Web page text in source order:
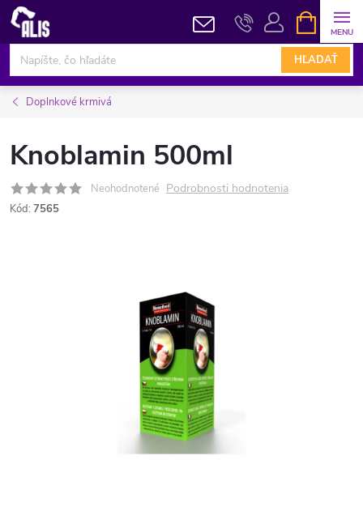
Prejsť
obsah
HĽADAŤ
KOŠÍK
Doplnkové krmivá
Knoblamin 500ml
Neohodnotené Podrobnosti hodnotenia
Kód: 7565